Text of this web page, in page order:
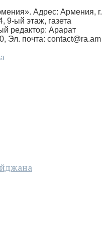
Адрес: Армения, г.
9-ый этаж, газета
редактор: Арарат
Эл. почта: contact@ra.am